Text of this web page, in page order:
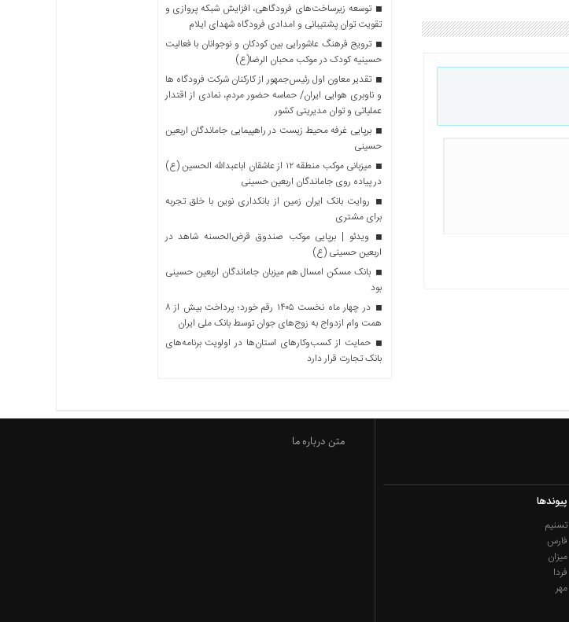
توسعه زیرساخت‌های فرودگاهی، افزایش شبکه پروازی و
تقویت توان پشتیبانی و امدادی فرودگاه شهدای ایلام
ترویج فرهنگ عاشورایی بین کودکان و نوجوانان با فعالیت
حسینیه کودک در موکب محبان الرضا(ع)
تقدیر معاون اول رئیس‌جمهور از کارکنان شرکت فرودگاه ها
و ناوبری هوایی ایران/ حماسه حضور مردم، نمادی از اقتدار
عملیاتی و توان مدیریتی کشور
برپایی غرفه محیط زیست در راهپیمایی جاماندگان اربعین
حسینی
میزبانی موکب منطقه ۱۲ از عاشقان اباعبدالله الحسین (ع)
در پیاده روی جاماندگان اربعین حسینی
روایت بانک ایران زمین از بانکداری نوین با خلق تجربه
برای مشتری
ویدئو | برپایی موکب صندوق قرض‌الحسنه شاهد در
اربعین حسینی (ع)
بانک مسکن امسال هم میزبان جاماندگان اربعین حسینی
بود
در چهار ماه نخست ۱۴۰۵ رقم خورد؛ پرداخت بیش از ۸
همت وام ازدواج به زوج‌های جوان توسط بانک ملی ایران
حمایت از کسب‌وکارهای استان‌ها در اولویت برنامه‌های
بانک تجارت قرار دارد
پیوندها
تسنیم
فارس
میزان
فردا
مهر
متن درباره ما